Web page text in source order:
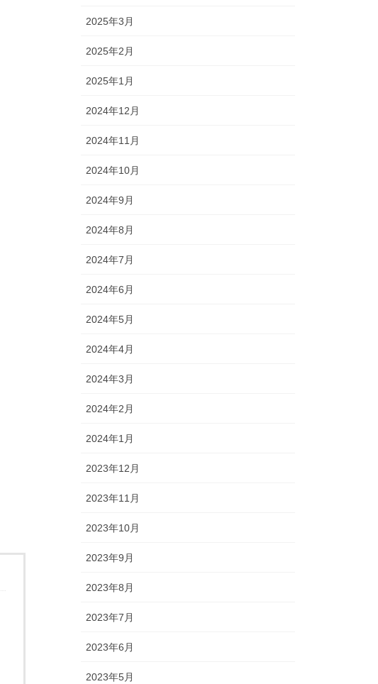
2025年3月
2025年2月
2025年1月
2024年12月
2024年11月
2024年10月
2024年9月
2024年8月
2024年7月
2024年6月
2024年5月
2024年4月
2024年3月
2024年2月
2024年1月
2023年12月
2023年11月
2023年10月
2023年9月
2023年8月
2023年7月
2023年6月
2023年5月